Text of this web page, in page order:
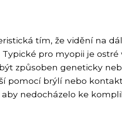
tím, že vidění na
pro myopii je
způsoben geneticky
pomocí brýlí nebo
nedocházelo ke